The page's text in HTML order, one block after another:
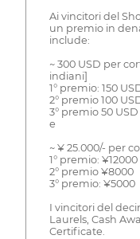
Ai vincitori del
un premio in
include:
~ 300 USD per
indiani]
1° premio: 150
2° premio 100
3° premio 50 USD
e
~ ¥ 25.000/- per
1° premio: ¥12000
2° premio ¥8000
3° premio: ¥5000
I vincitori del
Laurels, Cash
Certificate.